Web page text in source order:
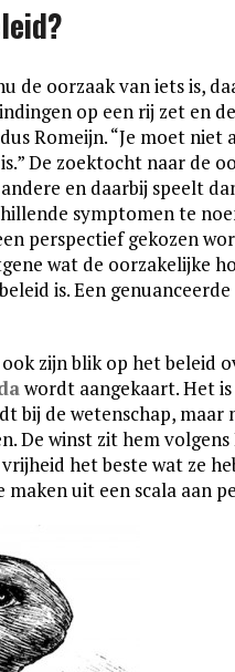
de oorzaak van iets is,
op een rij zet en
Romeijn. “Je moet
De zoektocht naar de
en daarbij speelt
symptomen te
perspectief gekozen
wat de oorzakelijke
is. Een
zijn blik op het beleid
wordt aangekaart. Het
bij de wetenschap,
De winst zit hem
het beste wat ze
maken uit een scala aan